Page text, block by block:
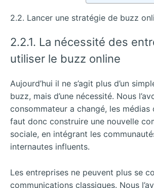
2.2. Lancer une stratégie de buzz
2.2.1. La nécessité des
utiliser le buzz online
Aujourd’hui il ne s’agit plus d’un
buzz, mais d’une nécessité. Nous
consommateur a changé, les médias
faut donc construire une nouvelle
sociale, en intégrant les
internautes influents.
Les entreprises ne peuvent plus se
communications classiques. Nous